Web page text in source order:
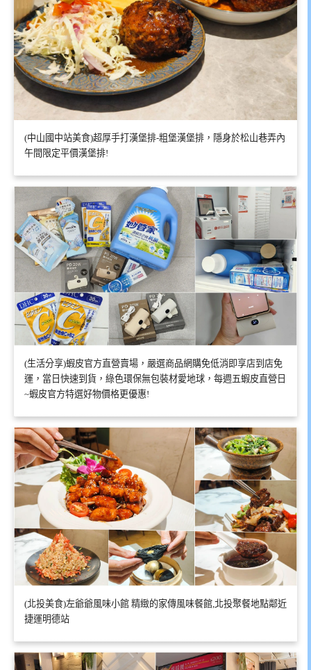
(中山國中站美食)超厚手打漢堡排-粗堡漢堡排，隱身於松山巷弄內
午間限定平價漢堡排!
(生活分享)蝦皮官方直營賣場，嚴選商品網購免低消即享店到店免
運，當日快速到貨，綠色環保無包裝材愛地球，每週五蝦皮直營日
~蝦皮官方特選好物價格更優惠!
(北投美食)左爺爺風味小館 精緻的家傳風味餐館,北投聚餐地點鄰近
捷運明德站